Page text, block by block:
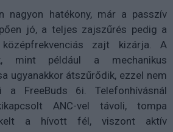
nagyon hatékony, már a passzív
jó, a teljes zajszűrés pedig a
zajt kizárja. A
mint például a mechanikus
ugyanakkor átszűrődik, ezzel nem
FreeBuds 6i. Telefonhívásnál
ANC-vel távoli, tompa
a hívott fél, viszont aktív